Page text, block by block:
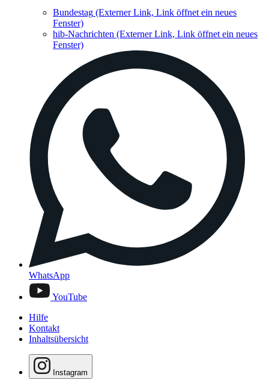
Bundestag (Externer Link, Link öffnet ein neues
Fenster)
hib-Nachrichten (Externer Link, Link öffnet ein neues
Fenster)
WhatsApp
YouTube
Hilfe
Kontakt
Inhaltsübersicht
Instagram